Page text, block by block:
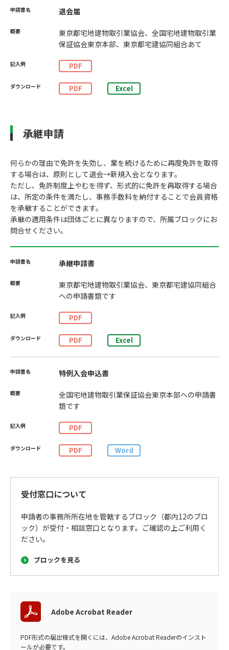
退会届
東京都宅地建物取引業協会、全国宅地建物取引業
保証協会東京本部、東京都宅建協同組合あて
PDF
PDF Excel
承継申請
何らかの理由で免許を失効し、業を続けるために再度免許を取得
する場合は、原則として退会→新規入会となります。
ただし、免許制度上やむを得ず、形式的に免許を再取得する場合
は、所定の条件を満たし、事務手数料を納付することで会員資格
を承継することができます。
承継の適用条件は団体ごとに異なりますので、所属ブロックにお
問合せください。
承継申請書
東京都宅地建物取引業協会、東京都宅建協同組合
への申請書類です
PDF
PDF Excel
特例入会申込書
全国宅地建物取引業保証協会東京本部への申請書
類です
PDF
PDF Word
受付窓口について
申請者の事務所所在地を管轄するブロック（都内12のブロ
ック）が受付・相談窓口となります。ご確認の上ご利用く
ださい。
ブロックを見る
Adobe Acrobat Reader
PDF形式の届出様式を開くには、Adobe Acrobat Readerのインスト
ールが必要です。